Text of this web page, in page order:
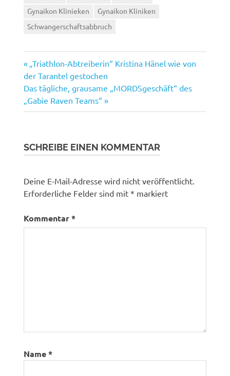
Gynaikon Klinieken
Gynaikon Kliniken
Schwangerschaftsabbruch
Beitragsnavigation
Vorheriger
Beitrag:
„Triathlon-Abtreiberin“ Kristina Hänel wie von
der Tarantel gestochen
Nächster
Beitrag:
Das tägliche, grausame „MORDSgeschäft“ des
„Gabie Raven Teams“
SCHREIBE EINEN KOMMENTAR
Deine E-Mail-Adresse wird nicht veröffentlicht.
Erforderliche Felder sind mit* markiert
Kommentar*
Name*